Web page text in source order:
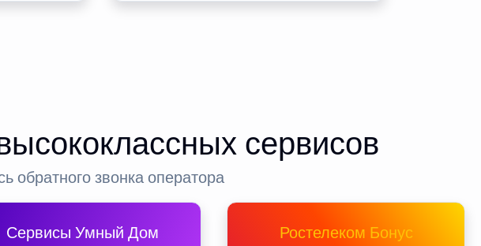
сервисов
обратного звонка оператора
Сервисы Умный Дом Ростелеком Бонус